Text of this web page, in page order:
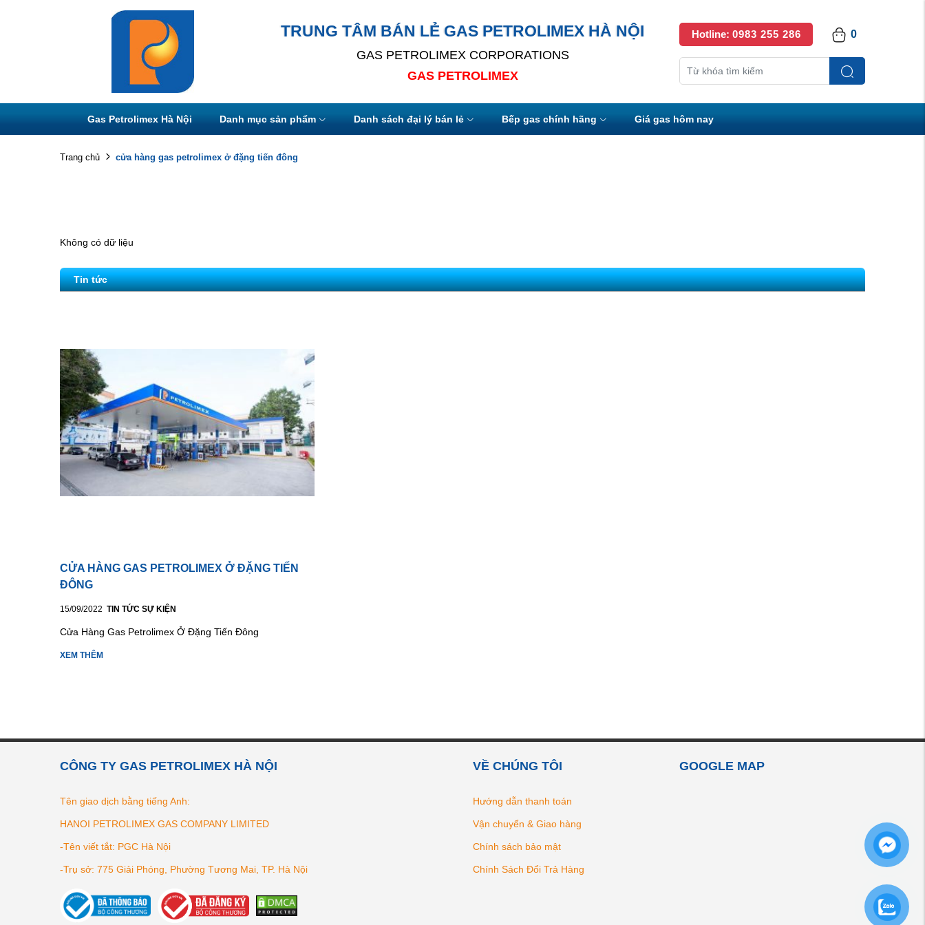
TRUNG TÂM BÁN LẺ GAS PETROLIMEX HÀ NỘI
GAS PETROLIMEX CORPORATIONS
GAS PETROLIMEX
Hotline: 0983 255 286 0
Gas Petrolimex Hà Nội Danh mục sản phẩm Danh sách đại lý bán lẻ Bếp gas chính hãng Giá gas hôm nay
Trang chủ cửa hàng gas petrolimex ở đặng tiến đông
Không có dữ liệu
Tin tức
CỬA HÀNG GAS PETROLIMEX Ở ĐẶNG TIẾN
ĐÔNG
15/09/2022 TIN TỨC SỰ KIỆN
Cửa Hàng Gas Petrolimex Ở Đặng Tiến Đông
XEM THÊM
CÔNG TY GAS PETROLIMEX HÀ NỘI
Tên giao dịch bằng tiếng Anh:
HANOI PETROLIMEX GAS COMPANY LIMITED
-Tên viết tắt: PGC Hà Nội
-Trụ sở: 775 Giải Phóng, Phường Tương Mai, TP. Hà Nội
VỀ CHÚNG TÔI
Hướng dẫn thanh toán
Vận chuyển & Giao hàng
Chính sách bảo mật
Chính Sách Đổi Trả Hàng
GOOGLE MAP